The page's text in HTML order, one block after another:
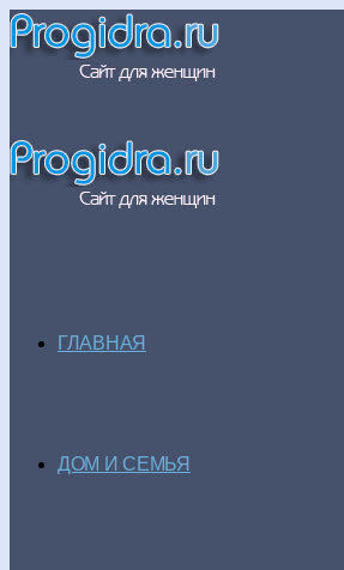
ГЛАВНАЯ
ДОМ И СЕМЬЯ